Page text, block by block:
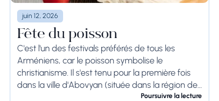
juin 12, 2026
Fête du poisson
C'est l'un des festivals préférés de tous les
Arméniens, car le poisson symbolise le
christianisme. Il s'est tenu pour la première fois
dans la ville d'Abovyan (située dans la région de
Poursuivre la lecture